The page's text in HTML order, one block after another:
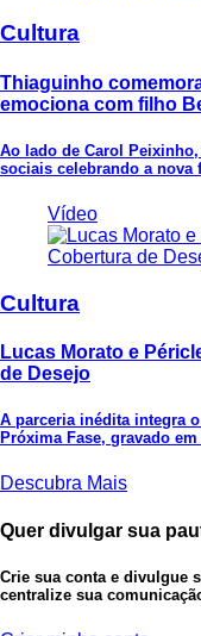
Cultura
Thiaguinho
emociona com filho
Ao lado de Carol
sociais celebrando a nova
Vídeo
Cultura
Lucas Morato e
de Desejo
A parceria inédita integra
Próxima Fase, gravado
Descubra Mais
Quer divulgar sua
Crie sua conta e divulgue
centralize sua